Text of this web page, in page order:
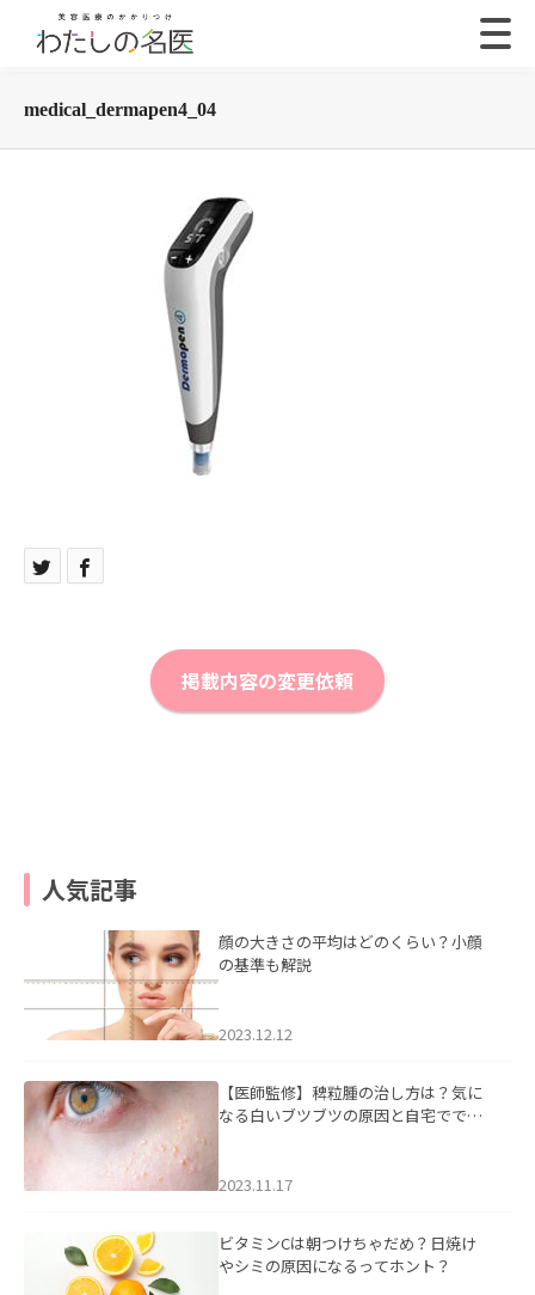
medical_dermapen4_04
掲載内容の変更依頼
人気記事
顔の大きさの平均はどのくらい？小顔
の基準も解説
2023.12.12
【医師監修】稗粒腫の治し方は？気に
なる白いブツブツの原因と自宅ででき
2023.11.17
ビタミンCは朝つけちゃだめ？日焼け
やシミの原因になるってホント？